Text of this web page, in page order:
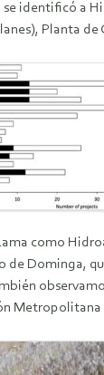
identificó a
Planta
como
de Dominga,